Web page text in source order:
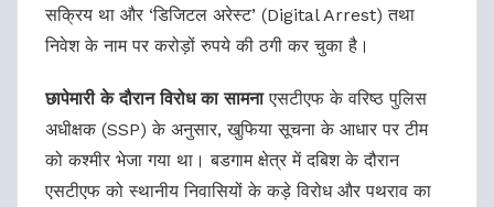
सक्रिय था और ‘डिजिटल अरेस्ट’ (Digital Arrest) तथा
निवेश के नाम पर करोड़ों रुपये की ठगी कर चुका है।
छापेमारी के दौरान विरोध का सामनाएसटीएफ के वरिष्ठ पुलिस
अधीक्षक (SSP) के अनुसार, खुफिया सूचना के आधार पर टीम
को कश्मीर भेजा गया था। बडगाम क्षेत्र में दबिश के दौरान
एसटीएफ को स्थानीय निवासियों के कड़े विरोध और पथराव का